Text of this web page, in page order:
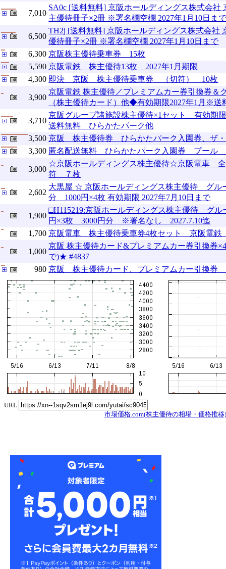
7,010
SA0c [送料無料] 京阪ホールディングス株式会社
主優待冊子×2冊 ※署名欄空欄 2027年1月10日ま
6,500
TH2j [送料無料] 京阪ホールディングス株式会社
優待冊子×2冊 ※署名欄空欄 2027年1月10日まで
6,300 京阪株主優待乗車券 15枚
5,590 京阪電鉄 株主優待13枚 2027年1月期限
4,300 即決 京阪 株主優待乗車券 （切符） 10枚
3,900
京阪電鉄 株主優待／プレミアムカー券引換券＆
（株主優待カード）他◆有効期限2027年1月※送
3,710
京阪グループ諸施設株主優待×1セット 有効期
送料無料 ひらかたパーク他
3,500 京阪 株主優待券 ひらかたパーク入園券、ザ・
3,300 匿名配送無料 ひらかたパーク入園券 プール
3,000
☆京阪ホールディングス株主優待☆京阪電車
符 ７枚
2,602
大黒屋 ☆ 京阪ホールディングス株主優待 グル
分 1000円×4枚 有効期限 2027年7月10日まで
1,900
□H115219:京阪ホールディングス株主優待 グ
円×3枚 3000円分 ※署名なし 2027.7.10迄
1,700 京阪電車 株主優待乗車券4枚セット 京阪電鉄
1,000
京阪 株主優待カード&プレミアムカー券引換券
で)★ #4837
980 京阪 株主優待カード、プレミアムカー引換
URL
市場価格.com(株主優待の相場・価格推移)